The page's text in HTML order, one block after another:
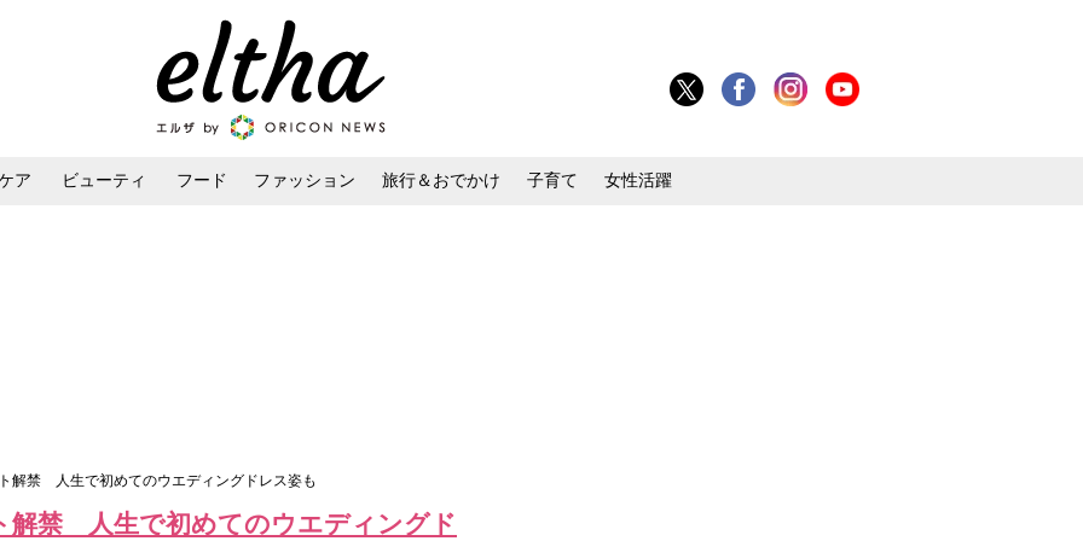
ア ビューティ フード ファッション 旅行＆おでかけ 子育て 女性活躍
解禁 人生で初めてのウエディングドレス姿も
解禁 人生で初めてのウエディングド